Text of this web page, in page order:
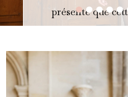
•••••
présente que